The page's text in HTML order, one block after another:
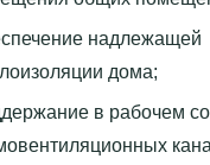
надлежащей
дома;
в рабочем